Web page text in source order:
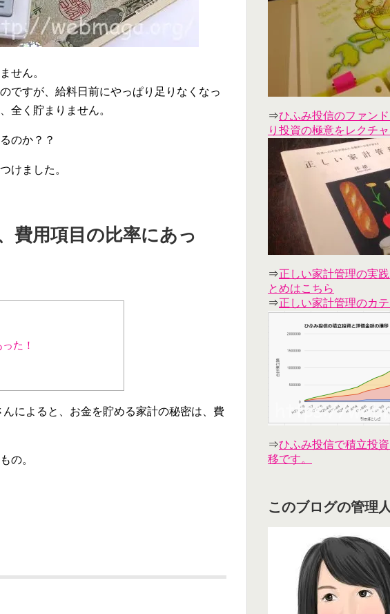
せん。
ですが、給料日前にやっぱり足りなくなっ
全く貯まりません。
のか？？
けました。
費用項目の比率にあっ
た！
によると、お金を貯める家計の秘密は、費
の。
⇒ひふみ投信のファン
り投資の極意をレクチ
⇒正しい家計管理の実
とめはこちら
⇒正しい家計管理のカ
⇒ひふみ投信で積立投
移です。
このブログの管理